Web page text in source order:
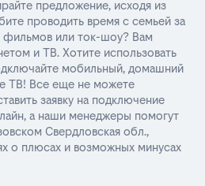
предложение, исходя из
проводить время с семьей за
или ток-шоу? Вам
и ТВ. Хотите использовать
мобильный, домашний
ТВ! Все еще не можете
заявку на подключение
а наши менеджеры помогут
Свердловская обл.,
о плюсах и возможных минусах